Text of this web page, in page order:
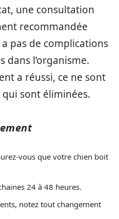
une consultation
recommandée
pas de complications
dans l’organisme.
a réussi, ce ne sont
sont éliminées.
vous que votre chien boit
24 à 48 heures.
notez tout changement